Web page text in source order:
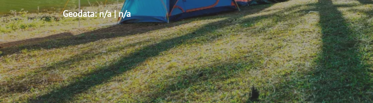
Geodata: n/a | n/a